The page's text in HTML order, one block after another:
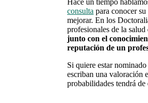
Hace un tiempo
consulta para conocer
mejorar. En los
profesionales de la
junto con el
reputación de un
Si quiere estar
escriban una valoración
probabilidades tendrá de